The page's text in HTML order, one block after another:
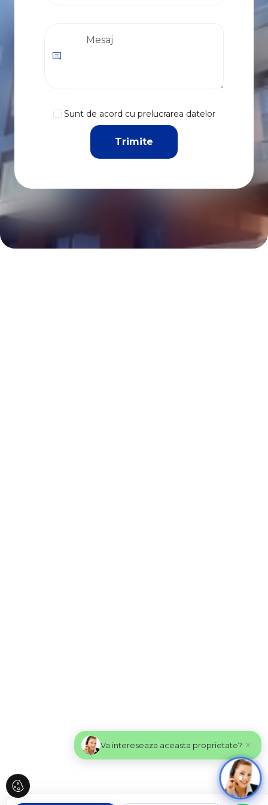
Sunt de acord cu prelucrarea datelor
Va intereseaza aceasta proprietate? ×